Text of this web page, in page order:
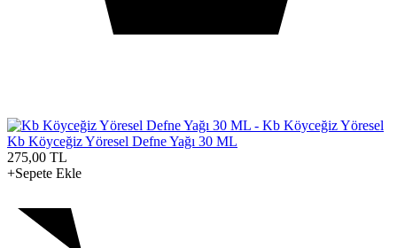
Kb Köyceğiz Yöresel Defne Yağı 30 ML
275,00 TL
+Sepete Ekle